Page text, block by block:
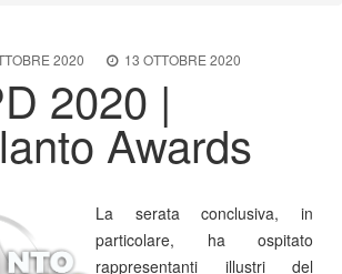
2020 13 OTTOBRE 2020
2020 |
Awards
La serata conclusiva, in
particolare, ha ospitato
rappresentanti illustri del